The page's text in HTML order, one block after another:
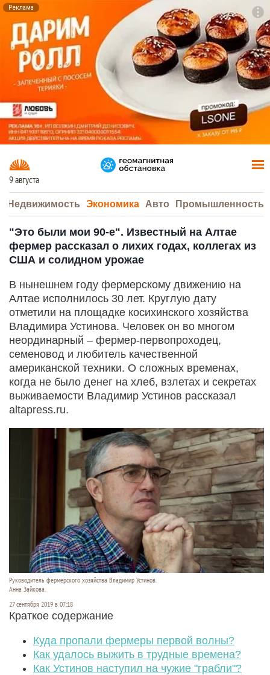
Реклама
9 августа
Недвижимость Экономика Авто Промышленность
"Это были мои 90-е". Известный на Алтае
фермер рассказал о лихих годах, коллегах из
США и солидном урожае
В нынешнем году фермерскому движению на
Алтае исполнилось 30 лет. Круглую дату
отметили на площадке косихинского хозяйства
Владимира Устинова. Человек он во многом
неординарный – фермер-первопроходец,
семеновод и любитель качественной
американской техники. О сложных временах,
когда не было денег на хлеб, взлетах и секретах
выживаемости Владимир Устинов рассказал
altapress.ru.
Руководитель фермерского хозяйства Владимир Устинов.
Анна Зайкова.
27 сентября 2019 в 07:18
Краткое содержание
Куда пропали фермеры первой волны?
Как удалось выжить в трудные времена?
Как Устинов наступил на чужие "грабли"?